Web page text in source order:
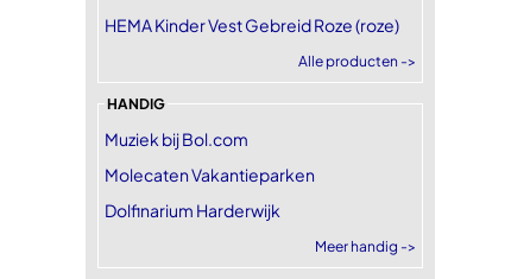
HEMA Kinder Vest Gebreid Roze (roze)
Alle producten ->
HANDIG
Muziek bij Bol.com
Molecaten Vakantieparken
Dolfinarium Harderwijk
Meer handig ->